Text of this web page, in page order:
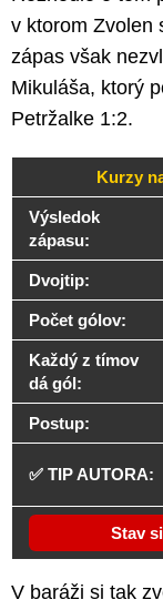
v ktorom Zvolen
zápas však
Mikuláša, ktorý
Petržalke 1:2.
Kurzy
Výsledok
zápasu:
Dvojtip:
Počet gólov:
Každý z tímov
dá gól:
Postup:
✅ TIP AUTORA:
Stav
V baráži si tak